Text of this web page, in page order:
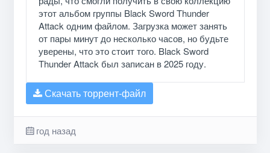
этот альбом группы Black Sword Thunder
Attack одним файлом. Загрузка может занять
от пары минут до несколько часов, но будьте
уверены, что это стоит того. Black Sword
Thunder Attack был записан в 2025 году.
Скачать торрент-файл
год назад